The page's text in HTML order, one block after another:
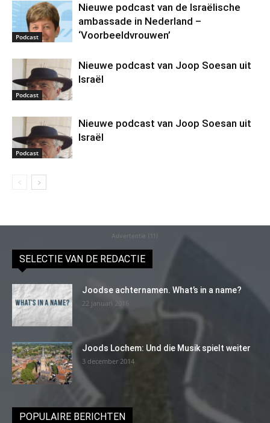
Podcast
Nieuwe podcast van de Israëlische
ambassade in Nederland –
‘Voorbeeldvrouwen’
Podcast
Nieuwe podcast van Joop Soesan uit
Israël
Podcast
Nieuwe podcast van Joop Soesan uit
Israël
Advertentie (11)
SELECTIE VAN DE REDACTIE
Joodse achternamen. What’s in a name?
22 januari 2016
Joods Lochem: Und die Musik spielt weiter
3 december 2014
POPULAIRE BERICHTEN